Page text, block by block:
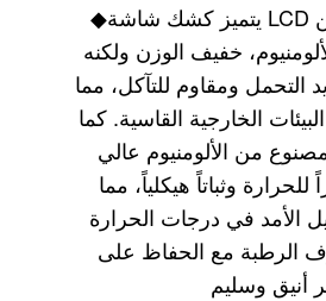
◆يتميز كشك شاشة LCD الخارجية بهيكل متين
خفيف الوزن ولكنه
ومقاوم للتآكل، مما
الخارجية القاسية. كما
من الألومنيوم عالي
للحرارة وثباتاً هيكلياً، مما
الأمد في درجات الحرارة
الرطبة مع الحفاظ على